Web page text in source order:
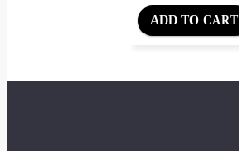
ADD TO CART